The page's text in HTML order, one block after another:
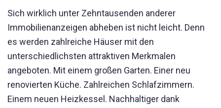
Sich wirklich unter Zehntausenden anderer
Immobilienanzeigen abheben ist nicht leicht. Denn
es werden zahlreiche Häuser mit den
unterschiedlichsten attraktiven Merkmalen
angeboten. Mit einem großen Garten. Einer neu
renovierten Küche. Zahlreichen Schlafzimmern.
Einem neuen Heizkessel. Nachhaltiger dank